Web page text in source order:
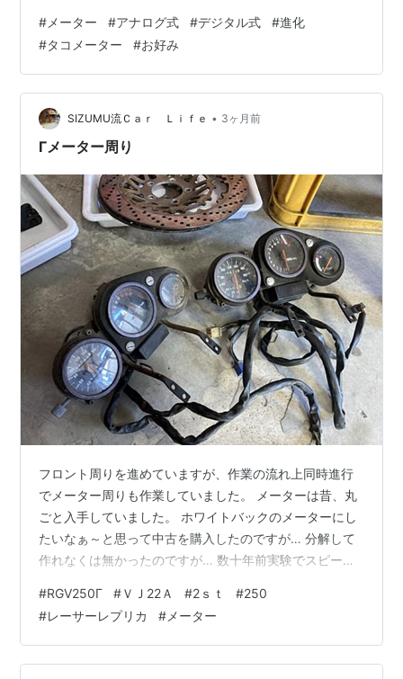
のメーターが装備されています。そのメーター、長らく
はアナログ式が主流で、丸い目盛板の上を針が回転する
というものでした。 しかし、40年程前からデジタル式メ
ーターが登場してきて、速度計は数字が、タコメーター
や水温計などはバーグラフで表示されるようになりまし
た。その後はこのデジタル式が主役の座を…
# メーター #アナログ式 #デジタル式 #進化
#タコメーター #お好み
SIZUMU流Ｃａｒ Ｌｉｆｅ • 3ヶ月前
Γメーター周り
フロント周りを進めていますが、作業の流れ上同時進行
でメーター周りも作業していました。 メーターは昔、丸
ごと入手していました。 ホワイトバックのメーターにし
たいなぁ～と思って中古を購入したのですが… 分解して
作れなくは無かったのですが… 数十年前実験でスピード
トの投影具合が微妙で… やめました。 このメーター達か
ら綺麗な部品を選んで組むことにします。 スピードメー
ターの裏のメーターケーブルの取り付け部ですが… 自分
の記憶ではステアリングダンパー取付の為にちょっと加
#RGV250Γ #ＶＪ22Ａ #2ｓｔ #250
#レーサーレプリカ # メーター